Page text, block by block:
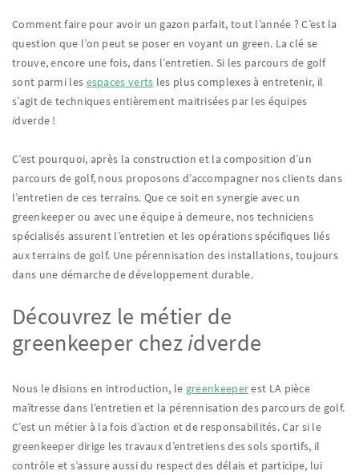
Comment faire pour avoir un gazon parfait, tout l’année ? C’est la
question que l’on peut se poser en voyant un green. La clé se
trouve, encore une fois, dans l’entretien. Si les parcours de golf
sont parmi les espaces verts les plus complexes à entretenir, il
s’agit de techniques entièrement maitrisées par les équipes
idverde !
C’est pourquoi, après la construction et la composition d’un
parcours de golf, nous proposons d’accompagner nos clients dans
l’entretien de ces terrains. Que ce soit en synergie avec un
greenkeeper ou avec une équipe à demeure, nos techniciens
spécialisés assurent l’entretien et les opérations spécifiques liés
aux terrains de golf. Une pérennisation des installations, toujours
dans une démarche de développement durable.
Découvrez le métier de
greenkeeper chezidverde
Nous le disions en introduction, le greenkeeperest LA pièce
maîtresse dans l’entretien et la pérennisation des parcours de golf.
C’est un métier à la fois d’action et de responsabilités. Car si le
greenkeeper dirige les travaux d’entretiens des sols sportifs, il
contrôle et s’assure aussi du respect des délais et participe, lui